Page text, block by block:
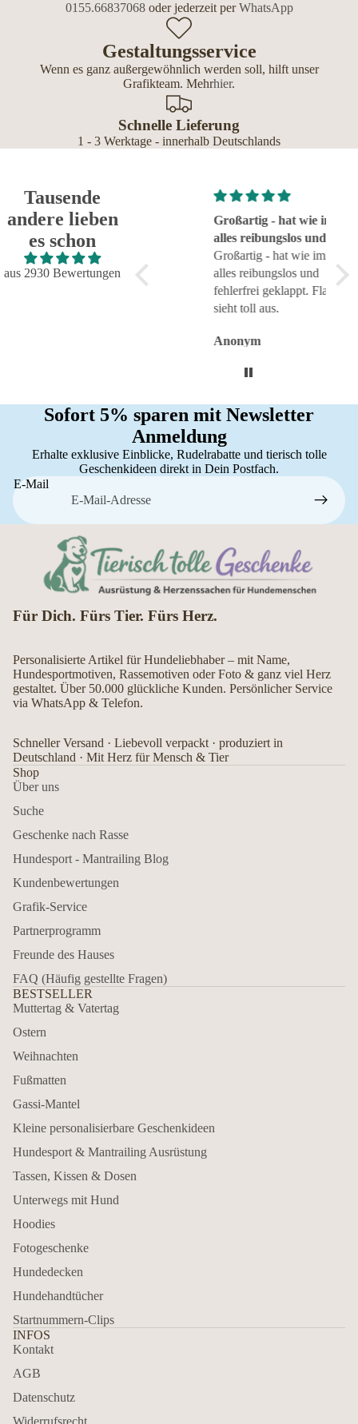
0155.66837068oder jederzeit perWhatsApp
Gestaltungsservice
Wenn es ganz außergewöhnlich werden soll, hilft unser
Grafikteam. Mehrhier.
Schnelle Lieferung
1 - 3 Werktage - innerhalb Deutschlands
Tausende
andere lieben
es schon
aus 2930 Bewertungen
Super!
Super!
Großartig - hat wie immer
alles reibungslos und
fehlerfrei geklappt
Großartig - hat wie immer
alles reibungslos und
fehlerfrei geklappt. Flasche
sieht toll aus.
Anonym
Sofort 5% sparen mit Newsletter
Anmeldung
Erhalte exklusive Einblicke, Rudelrabatte und tierisch tolle
Geschenkideen direkt in Dein Postfach.
E-Mail
Für Dich. Fürs Tier. Fürs Herz.
Personalisierte Artikel für Hundeliebhaber – mit Name,
Hundesportmotiven, Rassemotiven oder Foto & ganz viel Herz
gestaltet. Über 50.000 glückliche Kunden. Persönlicher Service
via WhatsApp & Telefon.
Schneller Versand · Liebevoll verpackt · produziert in
Deutschland · Mit Herz für Mensch & Tier
Shop
Über uns
Suche
Geschenke nach Rasse
Hundesport - Mantrailing Blog
Kundenbewertungen
Grafik-Service
Partnerprogramm
Freunde des Hauses
FAQ (Häufig gestellte Fragen)
BESTSELLER
Muttertag & Vatertag
Ostern
Weihnachten
Fußmatten
Gassi-Mantel
Kleine personalisierbare Geschenkideen
Hundesport & Mantrailing Ausrüstung
Tassen, Kissen & Dosen
Unterwegs mit Hund
Hoodies
Fotogeschenke
Hundedecken
Hundehandtücher
Startnummern-Clips
INFOS
Kontakt
AGB
Datenschutz
Widerrufsrecht